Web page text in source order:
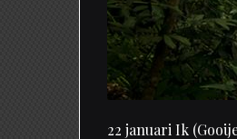
22 januari Ik